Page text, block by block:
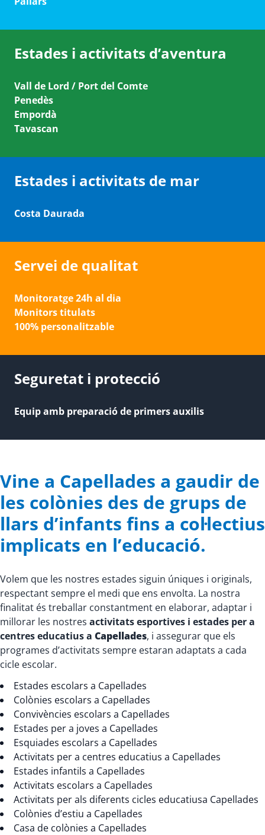
Estades i activitats d’aventura
Vall de Lord / Port del Comte
Penedès
Empordà
Tavascan
Estades i activitats de mar
Costa Daurada
Servei de qualitat
Monitoratge 24h al dia
Monitors titulats
100% personalitzable
Seguretat i protecció
Equip amb preparació de primers auxilis
Vine a Capellades a gaudir de
les colònies des de grups de
llars d’infants fins a col·lectius
implicats en l’educació.
Volem que les nostres estades siguin úniques i originals,
respectant sempre el medi que ens envolta. La nostra
finalitat és treballar constantment en elaborar, adaptar i
millorar les nostres activitats esportives i estades per a
centres educatius a Capellades, i assegurar que els
programes d’activitats sempre estaran adaptats a cada
cicle escolar.
Estades escolars a Capellades
Colònies escolars a Capellades
Convivències escolars a Capellades
Estades per a joves a Capellades
Esquiades escolars a Capellades
Activitats per a centres educatius a Capellades
Estades infantils a Capellades
Activitats escolars a Capellades
Activitats per als diferents cicles educatiusa Capellades
Colònies d’estiu a Capellades
Casa de colònies a Capellades